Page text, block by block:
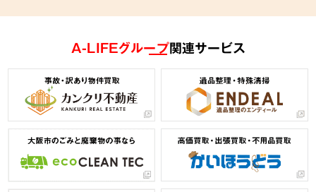
A-LIFEグループ関連サービス